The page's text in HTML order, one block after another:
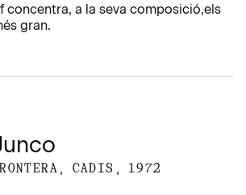
concentra, a la seva composició,els
gran.
CADIS, 1972